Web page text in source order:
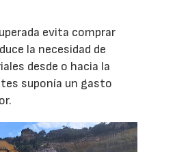
evita comprar
la necesidad de
desde o hacia la
suponía un gasto